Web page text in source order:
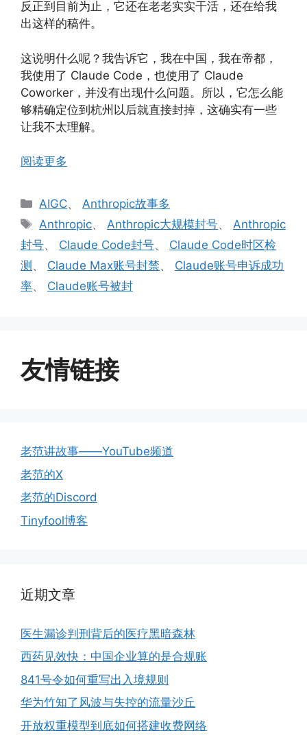
反正到目前为止，它还在老老实实干活，还在给我
出这样的稿件。
这说明什么呢？我告诉它，我在中国，我在帝都，
我使用了 Claude Code，也使用了 Claude
Coworker，并没有出现什么问题。所以，它怎么能
够精确定位到杭州以后就直接封掉，这确实有一些
让我不太理解。
阅读更多
分
类
AIGC、Anthropic故事多
标
签
Anthropic、Anthropic大规模封号、Anthropic
封号、 Claude Code封号、 Claude Code时区检
测 、 Claude Max账号封禁、 Claude账号申诉成功
率、 Claude账号被封
友情链接
老范讲故事——YouTube频道
老范的X
老范的Discord
Tinyfool博客
近期文章
医生漏诊判刑背后的医疗黑暗森林
西药见效快：中国企业算的是合规账
841号令如何重写出入境规则
华为竹知了风波与失控的流量沙丘
开放权重模型到底如何搭建收费网络